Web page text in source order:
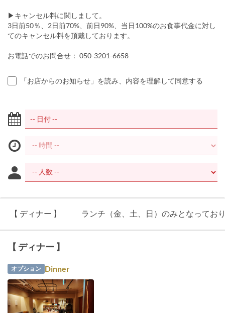
▶キャンセル料に関しまして。
3日前50％、2日前70%、前日90%、当日100%のお食事代金に対し
てのキャンセル料を頂戴しております。
お電話でのお問合せ： 050-3201-6658
「お店からのお知らせ」を読み、内容を理解して同意する
【 ディナー 】 ランチ（金、土、日）のみとなってお
【 ディナー 】
オプション Dinner